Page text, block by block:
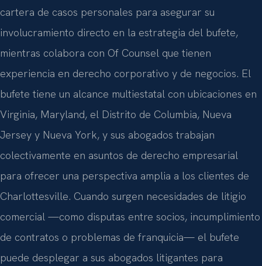
cartera de casos personales para asegurar su
involucramiento directo en la estrategia del bufete,
mientras colabora con Of Counsel que tienen
experiencia en derecho corporativo y de negocios. El
bufete tiene un alcance multiestatal con ubicaciones en
Virginia, Maryland, el Distrito de Columbia, Nueva
Jersey y Nueva York, y sus abogados trabajan
colectivamente en asuntos de derecho empresarial
para ofrecer una perspectiva amplia a los clientes de
Charlottesville. Cuando surgen necesidades de litigio
comercial —como disputas entre socios, incumplimiento
de contratos o problemas de franquicia— el bufete
puede desplegar a sus abogados litigantes para